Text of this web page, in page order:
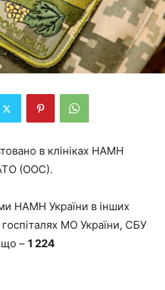
в клініках НАМН
(ООС).
НАМН України в інших
МО України, СБУ
– 1 224